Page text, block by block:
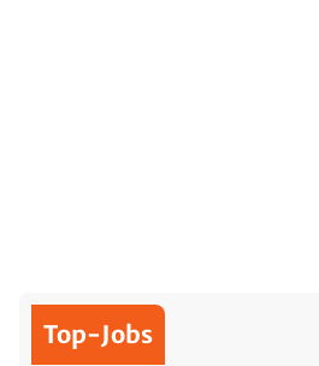
Top-Jobs